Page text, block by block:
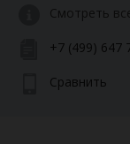
Смотреть
+7 (499) 647
Сравнить